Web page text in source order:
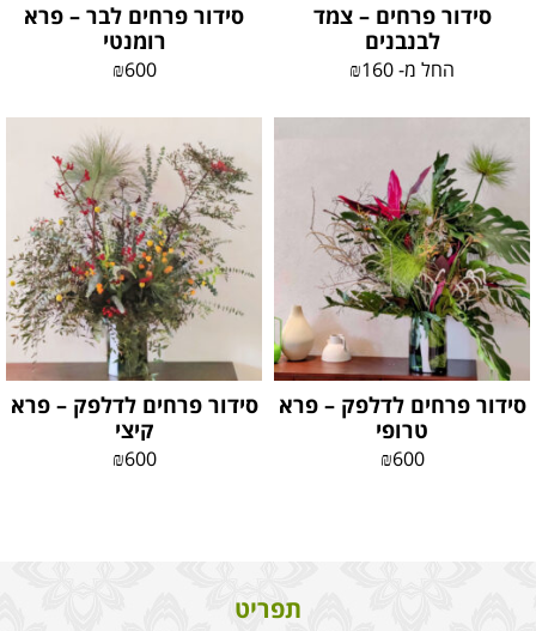
סידור פרחים – צמד
לבנבנים
החל מ- ₪160
סידור פרחים לבר – פרא
רומנטי
₪600
סידור פרחים לדלפק – פרא
טרופי
₪600
סידור פרחים לדלפק – פרא
קיצי
₪600
תפריט